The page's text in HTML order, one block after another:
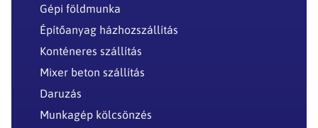
Gépi földmunka
Építőanyag házhozszállítás
Konténeres szállítás
Mixer beton szállítás
Daruzás
Munkagép kölcsönzés